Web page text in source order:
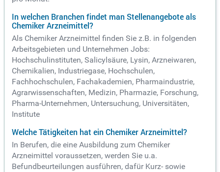
In welchen Branchen findet man Stellenangebote als
Chemiker Arzneimittel?
Als Chemiker Arzneimittel finden Sie z.B. in folgenden
Arbeitsgebieten und Unternehmen Jobs:
Hochschulinstituten, Salicylsäure, Lysin, Arzneiwaren,
Chemikalien, Industriegase, Hochschulen,
Fachhochschulen, Fachakademien, Pharmaindustrie,
Agrarwissenschaften, Medizin, Pharmazie, Forschung,
Pharma-Unternehmen, Untersuchung, Universitäten,
Institute
Welche Tätigkeiten hat ein Chemiker Arzneimittel?
In Berufen, die eine Ausbildung zum Chemiker
Arzneimittel voraussetzen, werden Sie u.a.
Befundbeurteilungen ausführen, dafür Kurz- sowie